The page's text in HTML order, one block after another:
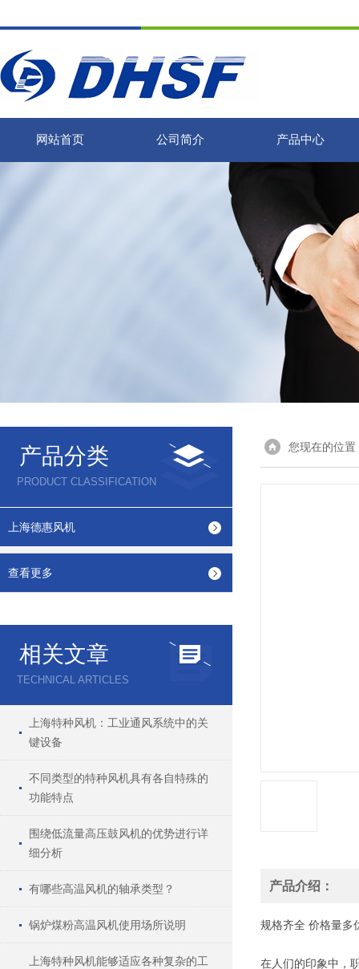
网站首页 公司简介 产品中心
产品分类
PRODUCT CLASSIFICATION
上海德惠风机
查看更多
相关文章
TECHNICAL ARTICLES
上海特种风机：工业通风系统中的关
键设备
不同类型的特种风机具有各自特殊的
功能特点
围绕低流量高压鼓风机的优势进行详
细分析
有哪些高温风机的轴承类型？
锅炉煤粉高温风机使用场所说明
上海特种风机能够适应各种复杂的工
您现在的位置
产品介绍：
规格齐全 价格量多
在人们的印象中，